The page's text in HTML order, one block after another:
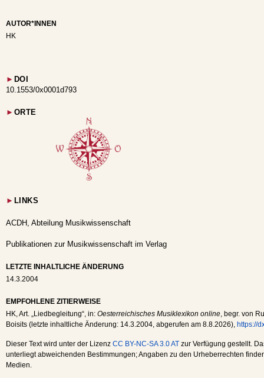
AUTOR*INNEN
HK
► DOI
10.1553/0x0001d793
► ORTE
► LINKS
ACDH, Abteilung Musikwissenschaft
Publikationen zur Musikwissenschaft im Verlag
LETZTE INHALTLICHE ÄNDERUNG
14.3.2004
EMPFOHLENE ZITIERWEISE
HK, Art. „Liedbegleitung“, in: Oesterreichisches Musiklexikon online, begr. von
Boisits (letzte inhaltliche Änderung: 14.3.2004, abgerufen am 8.8.2026), https://
Dieser Text wird unter der Lizenz CC BY-NC-SA 3.0 AT zur Verfügung gestellt.
unterliegt abweichenden Bestimmungen; Angaben zu den Urheberrechten
Medien.